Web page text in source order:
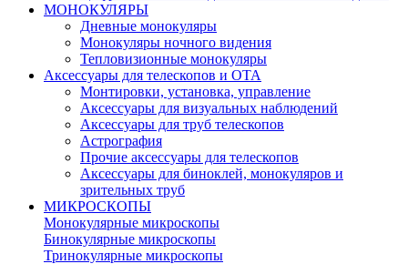
МОНОКУЛЯРЫ
Дневные монокуляры
Монокуляры ночного видения
Тепловизионные монокуляры
Аксессуары для телескопов и ОТА
Монтировки, установка, управление
Аксессуары для визуальных наблюдений
Аксессуары для труб телескопов
Астрография
Прочие аксессуары для телескопов
Аксессуары для биноклей, монокуляров и
зрительных труб
МИКРОСКОПЫ
Монокулярные микроскопы
Бинокулярные микроскопы
Тринокулярные микроскопы